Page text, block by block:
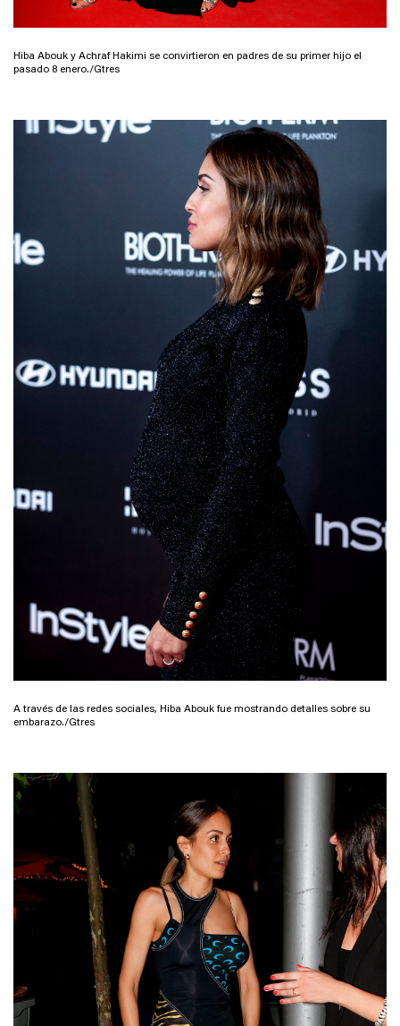
Hiba Abouk y Achraf Hakimi se convirtieron en padres de su primer hijo el
pasado 8 enero./Gtres
A través de las redes sociales, Hiba Abouk fue mostrando detalles sobre su
embarazo./Gtres